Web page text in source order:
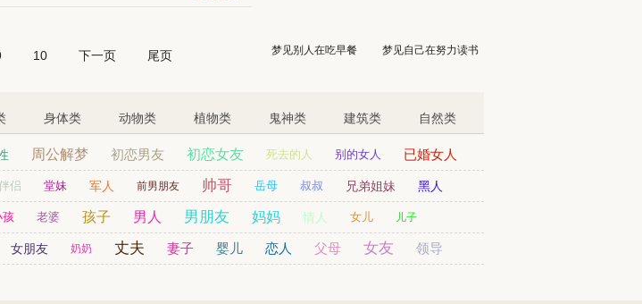
10 下一页 尾页 梦见别人在吃早餐 梦见自己在努力读书
身体类 动物类 植物类 鬼神类 建筑类 自然类
周公解梦 初恋男友 初恋女友 死去的人 别的女人 已婚女人
侣 堂妹 军人 前男朋友 帅哥 岳母 叔叔 兄弟姐妹 黑人
孩 老婆 孩子 男人 男朋友 妈妈 情人 女儿 儿子
女朋友 奶奶 丈夫 妻子 婴儿 恋人 父母 女友
领导